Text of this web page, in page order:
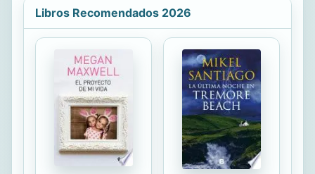
de la primera mitad del siglo XX,
avasallada y al borde de la
destrucción a causa de diversos
períodos tan convulsos como
fatídicos, debía erigir de nuevo, a
juicio de Zambrano, una sociedad
humanizada que construyera, a su
vez, instituciones democráticas en
las que sus...
Libros Recomendados 2026